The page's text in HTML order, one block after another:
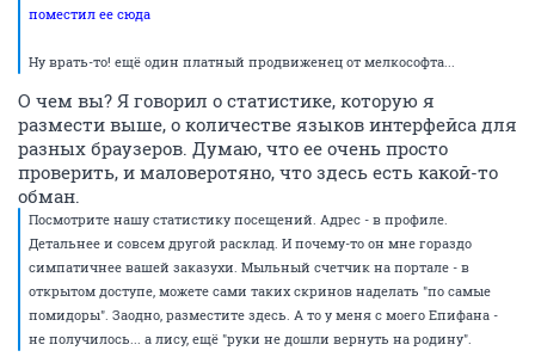
поместил ее сюда
Ну врать-то! ещё один платный продвиженец от мелкософта...
О чем вы? Я говорил о статистике, которую я
размести выше, о количестве языков интерфейса для
разных браузеров. Думаю, что ее очень просто
проверить, и маловеротяно, что здесь есть какой-то
обман.
Посмотрите нашу статистику посещений. Адрес - в профиле.
Детальнее и совсем другой расклад. И почему-то он мне гораздо
симпатичнее вашей заказухи. Мыльный счетчик на портале - в
открытом доступе, можете сами таких скринов наделать "по самые
помидоры". Заодно, разместите здесь. А то у меня с моего Епифана -
не получилось... а лису, ещё "руки не дошли вернуть на родину".